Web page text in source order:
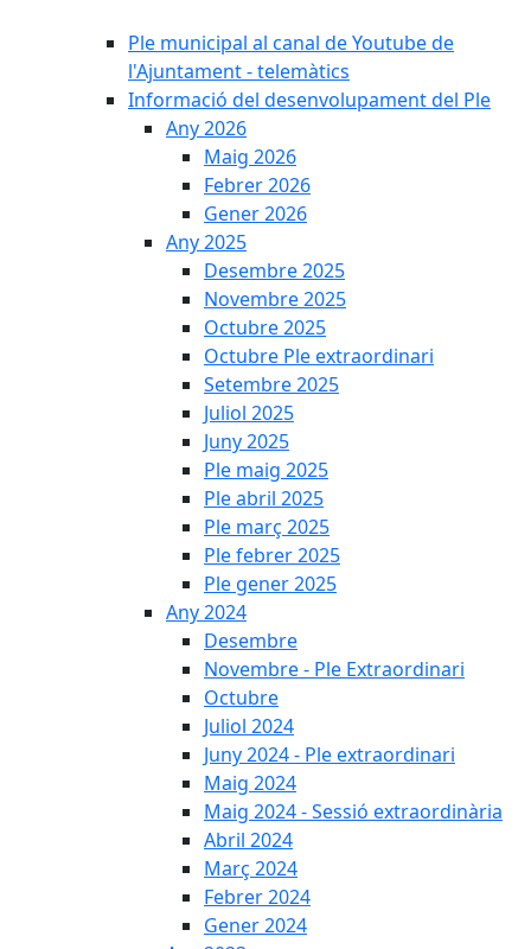
Ple municipal al canal de Youtube de
l'Ajuntament - telemàtics
Informació del desenvolupament del Ple
Any 2026
Maig 2026
Febrer 2026
Gener 2026
Any 2025
Desembre 2025
Novembre 2025
Octubre 2025
Octubre Ple extraordinari
Setembre 2025
Juliol 2025
Juny 2025
Ple maig 2025
Ple abril 2025
Ple març 2025
Ple febrer 2025
Ple gener 2025
Any 2024
Desembre
Novembre - Ple Extraordinari
Octubre
Juliol 2024
Juny 2024 - Ple extraordinari
Maig 2024
Maig 2024 - Sessió extraordinària
Abril 2024
Març 2024
Febrer 2024
Gener 2024